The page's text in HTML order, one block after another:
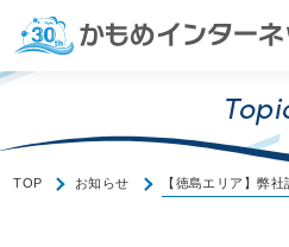
TOP お知らせ 【徳島エリア】弊